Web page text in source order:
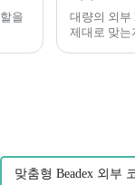
을
대량의 외부
제대로 맞는
맞춤형 Beadex 외부